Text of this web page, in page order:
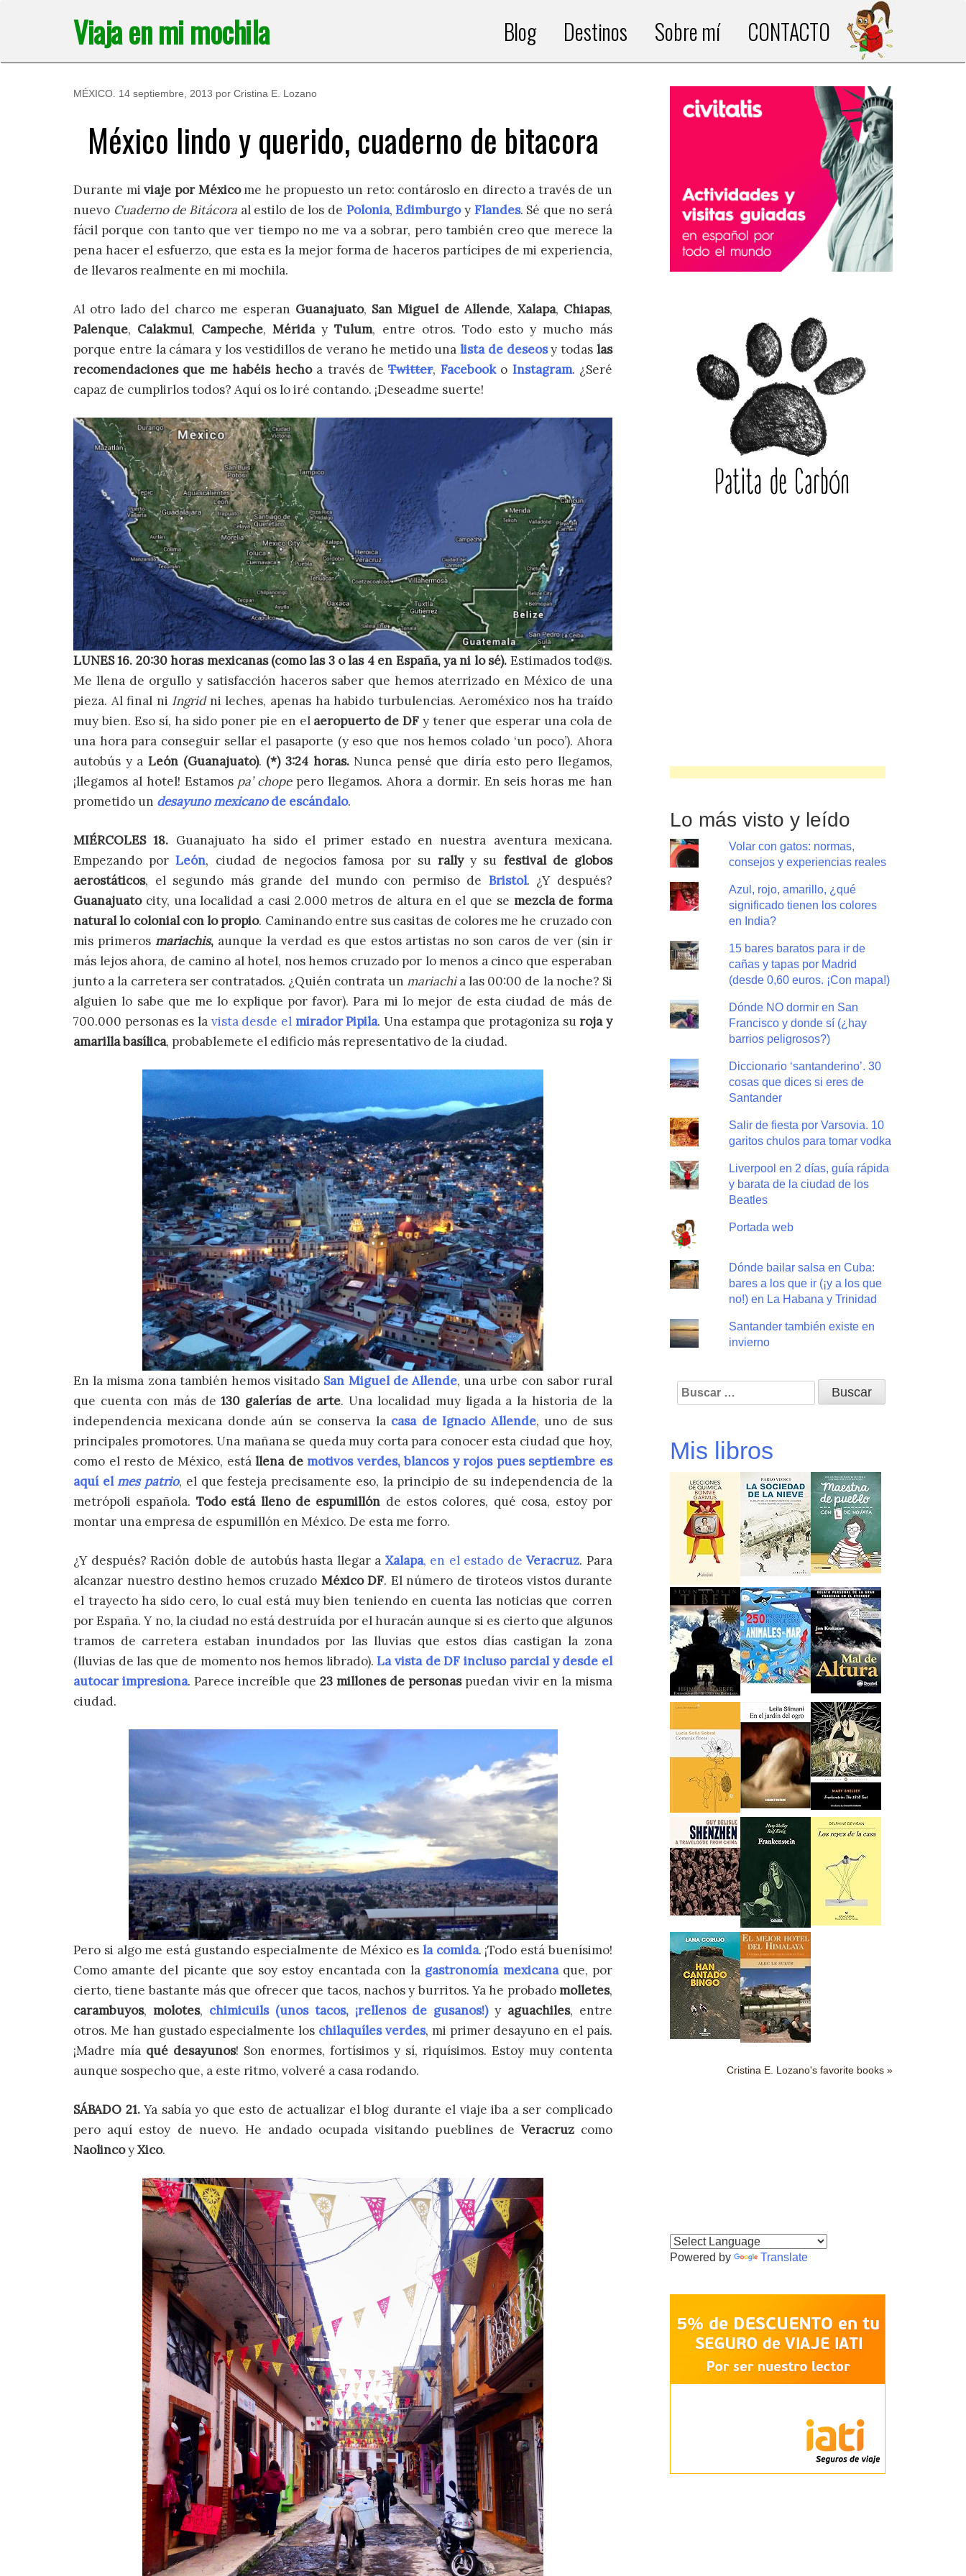
Viaja en mi mochila Blog Destinos Sobre mí CONTACTO
MÉXICO 14 septiembre, 2013 por Cristina E. Lozano
México lindo y querido, cuaderno de bitacora
Durante miviaje por Méxicome he propuesto un reto: contároslo en directo a través de un
nuevo Cuaderno de Bitácoraal estilo de los de Polonia,Edimburgoy Flandes. Sé que no será
fácil porque con tanto que ver tiempo no me va a sobrar, pero también creo que merece la
pena hacer el esfuerzo, que esta es la mejor forma de haceros partícipes de mi experiencia,
de llevaros realmente en mi mochila.
Al otro lado del charco me esperan Guanajuato, San Miguel de Allende, Xalapa, Chiapas,
Palenque, Calakmul, Campeche,MéridayTulum, entre otros. Todo esto y mucho más
porque entre la cámara y los vestidillos de verano he metido una lista de deseosy todaslas
recomendaciones que me habéis hechoa través deTwitter, Facebooko Instagram. ¿Seré
capaz de cumplirlos todos? Aquí os lo iré contando. ¡Deseadme suerte!
LUNES 16. 20:30 horas mexicanas (como las 3 o las 4 en España, ya ni lo sé). Estimados tod@s.
Me llena de orgullo y satisfacción haceros saber que hemos aterrizado en México de una
pieza. Al final ni Ingridni leches, apenas ha habido turbulencias. Aeroméxico nos ha traído
muy bien. Eso sí, ha sido poner pie en el aeropuerto de DF y tener que esperar una cola de
una hora para conseguir sellar el pasaporte (y eso que nos hemos colado ‘un poco’). Ahora
autobús y a León (Guanajuato). (*) 3:24 horas.Nunca pensé que diría esto pero llegamos,
¡llegamos al hotel! Estamos pa’ chopepero llegamos. Ahora a dormir. En seis horas me han
prometido un desayuno mexicanode escándalo.
MIÉRCOLES 18. Guanajuato ha sido el primer estado en nuestra aventura mexicana.
Empezando porLeón, ciudad de negocios famosa por su rallyy su festival de globos
aerostáticos, el segundo más grande del mundo con permiso de Bristol. ¿Y después?
Guanajuato city, una localidad a casi 2.000 metros de altura en el que se mezcla de forma
natural lo colonial con lo propio. Caminando entre sus casitas de colores me he cruzado con
mis primeros mariachis, aunque la verdad es que estos artistas no son caros de ver (sin ir
más lejos ahora, de camino al hotel, nos hemos cruzado por lo menos a cinco que esperaban
junto a la carretera ser contratados. ¿Quién contrata un mariachia las 00:00 de la noche? Si
alguien lo sabe que me lo explique por favor). Para mi lo mejor de esta ciudad de más de
700.000 personas es la vista desde el mirador Pipila. Una estampa que protagoniza su roja y
amarilla basílica, probablemete el edificio más representativo de la ciudad.
En la misma zona también hemos visitado San Miguel de Allende, una urbe con sabor rural
que cuenta con más de130 galerías de arte. Una localidad muy ligada a la historia de la
independencia mexicana donde aún se conserva la casa de Ignacio Allende, uno de sus
principales promotores. Una mañana se queda muy corta para conocer esta ciudad que hoy,
como el resto de México, estállena de motivos verdes, blancos y rojos pues septiembre es
aquí elmes patrio, el que festeja precisamente eso, la principio de su independencia de la
metrópoli española. Todo está lleno de espumillón de estos colores, qué cosa, estoy por
montar una empresa de espumillón en México. De esta me forro.
¿Y después? Ración doble de autobús hasta llegar a Xalapa, en el estado deVeracruz. Para
alcanzar nuestro destino hemos cruzado México DF. El número de tiroteos vistos durante
el trayecto ha sido cero, lo cual está muy bien teniendo en cuenta las noticias que corren
por España. Y no, la ciudad no está destruída por el huracán aunque si es cierto que algunos
tramos de carretera estaban inundados por las lluvias que estos días castigan la zona
(lluvias de las que de momento nos hemos librado).La vista de DF incluso parcial y desde el
autocar impresiona. Parece increíble que 23 millones de personaspuedan vivir en la misma
ciudad.
Pero si algo me está gustando especialmente de México es la comida. ¡Todo está buenísimo!
Como amante del picante que soy estoy encantada con la gastronomía mexicanaque, por
cierto, tiene bastante más que ofrecer que tacos, nachos y burritos. Ya he probado molletes,
carambuyos, molotes, chimicuils (unos tacos, ¡rellenos de gusanos!)y aguachiles, entre
otros. Me han gustado especialmente los chilaquíles verdes, mi primer desayuno en el país.
¡Madre mía qué desayunos! Son enormes, fortísimos y sí, riquísimos. Estoy muy contenta
aunque sospecho que, a este ritmo, volveré a casa rodando.
SÁBADO 21.Ya sabía yo que esto de actualizar el blog durante el viaje iba a ser complicado
pero aquí estoy de nuevo. He andado ocupada visitando pueblines de Veracruzcomo
NaolincoyXico.
Lo más visto y leído
Volar con gatos: normas,
consejos y experiencias reales
Azul, rojo, amarillo, ¿qué
significado tienen los colores
en India?
15 bares baratos para ir de
cañas y tapas por Madrid
(desde 0,60 euros. ¡Con mapa!)
Dónde NO dormir en San
Francisco y donde sí (¿hay
barrios peligrosos?)
Diccionario ‘santanderino’. 30
cosas que dices si eres de
Santander
Salir de fiesta por Varsovia. 10
garitos chulos para tomar vodka
Liverpool en 2 días, guía rápida
y barata de la ciudad de los
Beatles
Portada web
Dónde bailar salsa en Cuba:
bares a los que ir (¡y a los que
no!) en La Habana y Trinidad
Santander también existe en
invierno
Buscar:
Mis libros
Cristina E. Lozano's favorite books »
Powered by Translate